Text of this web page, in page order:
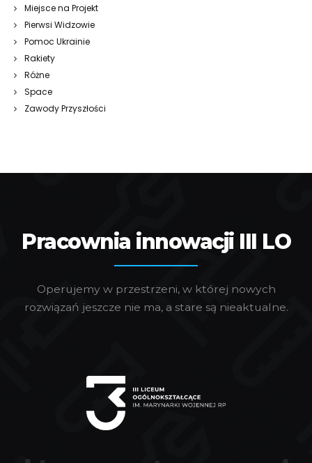
Miejsce na Projekt
Pierwsi Widzowie
Pomoc Ukrainie
Rakiety
Różne
Space
Zawody Przyszłości
Pracownia innowacji III LO
Operujemy w przestrzeni, w której nowych
rozwiązań jeszcze nie ma, a stare są nieaktualne.